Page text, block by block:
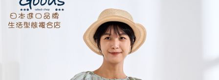
【關於「AFTEE先享後付」】
AFTEE先享後付是「在收到商品之後才付款」的支付方式。 讓您購物簡單
便利好安心！
１．簡單：不需註冊會員、不需綁卡、不需儲值。
２．便利：只要手機號碼，簡訊認證，即可結帳。
３．安心：先確認商品／服務後，再付款。
【「AFTEE先享後付」結帳流程】
１．於結帳方式選擇「AFTEE先享後付」後，將跳轉至「AFTEE先享後付」
ATM付款
每筆NT$60，滿NT$1,800(含以上)免運費